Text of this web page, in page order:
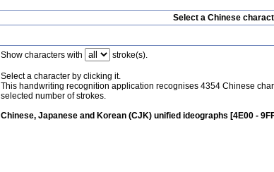
Select a Chinese
Show characters with stroke(s).
Select a character by clicking it.
This handwriting recognition application recognises 4354 Chinese
selected number of strokes.
Chinese, Japanese and Korean (CJK) unified ideographs [4E00 -